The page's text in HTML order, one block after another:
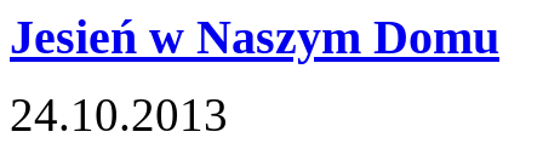
Jesień w Naszym Domu
24.10.2013